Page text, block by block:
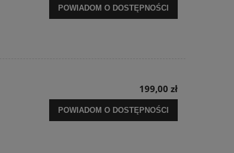
POWIADOM O DOSTĘPNOŚCI
199,00 zł
POWIADOM O DOSTĘPNOŚCI